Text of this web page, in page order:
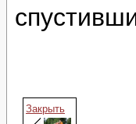
Закрыть